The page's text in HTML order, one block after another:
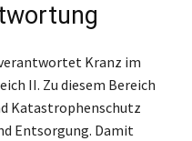
Kranz im
II. Zu diesem Bereich
Katastrophenschutz
Entsorgung. Damit